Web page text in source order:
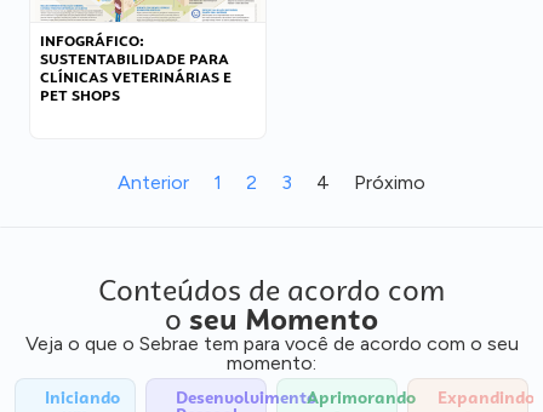
INFOGRÁFICO:
SUSTENTABILIDADE PARA
CLÍNICAS VETERINÁRIAS E
PET SHOPS
Anterior 1 2 3 4 Próximo
Conteúdos de acordo com
o seu Momento
Veja o que o Sebrae tem para você de acordo com o seu
momento:
Iniciando DesenvolvimentoAprimorando Expandindo